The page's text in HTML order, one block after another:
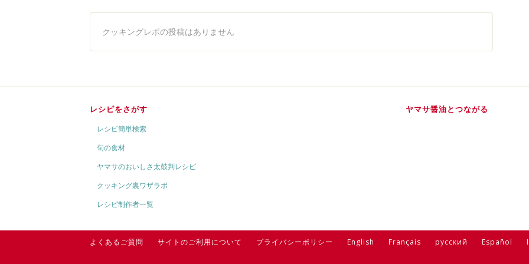
クッキングレポの投稿はありません
レシピをさがす
レシピ簡単検索
旬の食材
ヤマサのおいしさ太鼓判レシピ
クッキング裏ワザラボ
レシピ制作者一覧
ヤマサ醤油とつながる
よくあるご質問 サイトのご利用について プライバシーポリシー English Français русский Español